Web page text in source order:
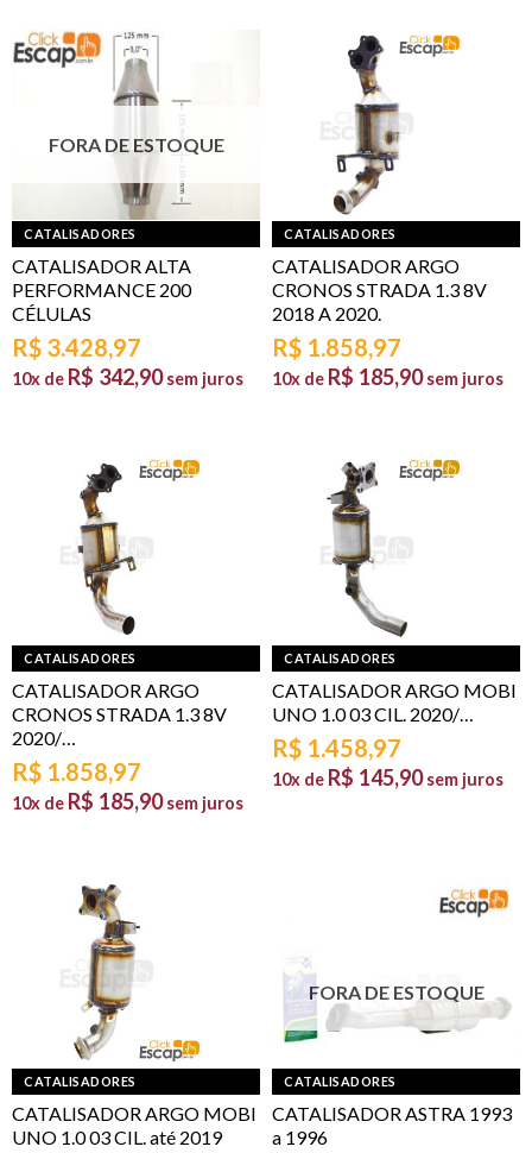
FORA DE ESTOQUE
CATALISADORES
CATALISADOR ALTA
PERFORMANCE 200
CÉLULAS
R$ 3.428,97
10x de R$ 342,90 sem juros
CATALISADORES
CATALISADOR ARGO
CRONOS STRADA 1.3 8V
2018 A 2020.
R$ 1.858,97
10x de R$ 185,90 sem juros
CATALISADORES
CATALISADOR ARGO
CRONOS STRADA 1.3 8V
2020/…
R$ 1.858,97
10x de R$ 185,90 sem juros
CATALISADORES
CATALISADOR ARGO MOBI
UNO 1.0 03 CIL. 2020/…
R$ 1.458,97
10x de R$ 145,90 sem juros
CATALISADORES
CATALISADOR ARGO MOBI
UNO 1.0 03 CIL. até 2019
FORA DE ESTOQUE
CATALISADORES
CATALISADOR ASTRA 1993
a 1996